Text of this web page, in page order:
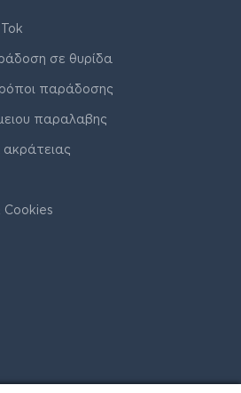
σε θυρίδα
παράδοσης
παραλαβης
Cookies